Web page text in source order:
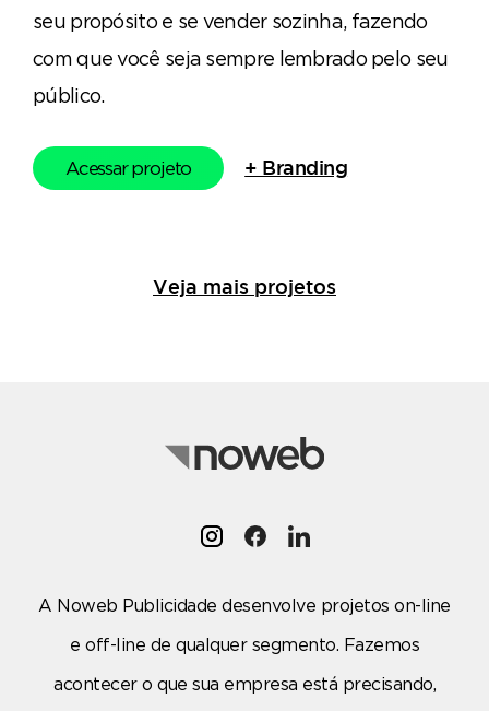
seu propósito e se vender sozinha, fazendo
com que você seja sempre lembrado pelo seu
público.
Acessar projeto + Branding
Veja mais projetos
A Noweb Publicidade desenvolve projetos on-line
e off-line de qualquer segmento. Fazemos
acontecer o que sua empresa está precisando,